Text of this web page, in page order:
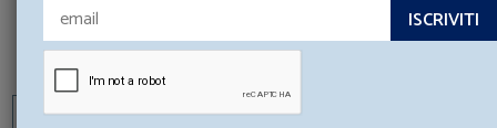
A partire da1,40 (+ IVA